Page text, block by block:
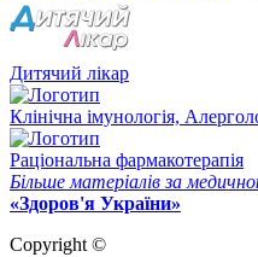
Дитячий лікар
Клінічна імунологія,
Раціональна фармакотерапія
Більше матеріалів за
«Здоров'я України»
Copyright ©